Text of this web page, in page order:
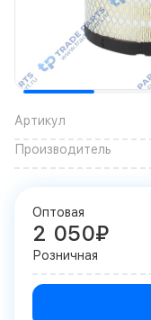
Артикул
Производитель
Оптовая
2 050₽
Розничная